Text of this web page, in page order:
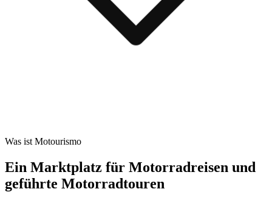
Was ist Motourismo
Ein Marktplatz für Motorradreisen und
geführte Motorradtouren